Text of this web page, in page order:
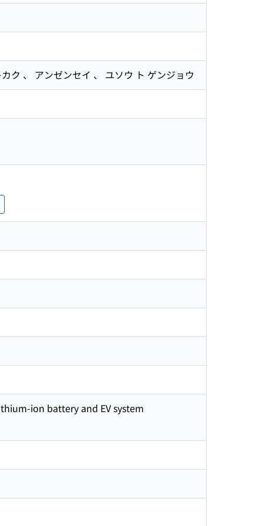
ク 、 アンゼンセイ 、 ユソウ ト ゲンジョウ
ion battery and EV system